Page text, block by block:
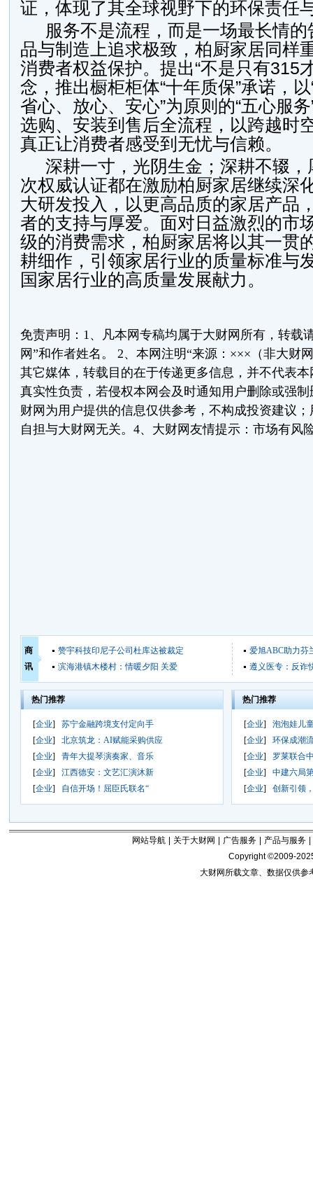
证，体现了其全球视野下的环保责任
服务不是流程，而是一场最长情
品与制造上追求极致，柏厨家居同样
消费者权益保护。提出“不是只有315
念，推出橱柜柜体“十年质保”承诺，
省心、放心、安心”为原则的“五心服
选购、安装到售后全流程，以跨越时
真正让消费者感受到无忧与信赖。
深耕一寸，光阴生金；深耕不辍
次权威认证都在激励柏厨家居继续深
大研发投入，以更高品质的家居产品
者的支持与厚爱。面对日益激烈的市
级的消费需求，柏厨家居将以其一贯
耕细作，引领家居行业的质量标准与
国家居行业的高质量发展献力。
免责声明：1、凡本网专稿均属于大财网所有，转载
网”和作者姓名。 2、本网注明“来源：×××（非大财
其它媒体，转载目的在于传递更多信息，并不代表
真实性负责，若侵权本网会及时通知用户删除或强
财网为用户提供的信息仅供参考，不构成投资建议
自担与大财网无关。4、大财网友情提示：市场有风
商
讯
赞宇科技印尼子公司杜库达被裁定
爱旭ABC助力芬
滨海港镇木楼村：情暖夕阳 关爱
遵义医专：反诈
热门推荐
[企业]
苏宁金融跨境支付定向手
[企业]
北京筑龙：AI赋能采购供应
[企业]
青年大提琴演奏家、音乐
[企业]
江西德安：文艺汇演沐新
[企业] 自信开场！屈臣氏联名“
热门推荐
[企业]
泡泡娃儿
[企业]
环保成潮
[企业]
罗莱联合
[企业]
中建六局
[企业] 创新引领
网站导航 | 关于大财网 | 广告服务 | 产品与服务 |
Copyright ©2009-
大财网所载文章、数据仅供参